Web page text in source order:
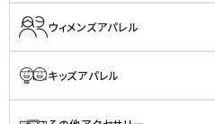
ウィメンズアパレル
キッズアパレル